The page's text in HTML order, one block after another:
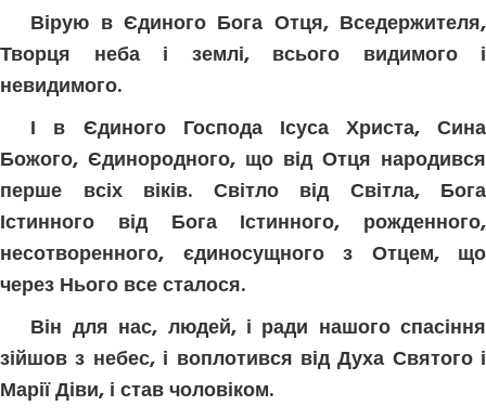
Вірую в Єдиного Бога Отця, Вседержителя,
Творця неба і землі, всього видимого і
невидимого.
І в Єдиного Господа Ісуса Христа, Сина
Божого, Єдинородного, що від Отця народився
перше всіх віків. Світло від Світла, Бога
Істинного від Бога Істинного, рожденного,
несотворенного, єдиносущного з Отцем, що
через Нього все сталося.
Він для нас, людей, і ради нашого спасіння
зійшов з небес, і воплотився від Духа Святого і
Марії Діви, і став чоловіком.